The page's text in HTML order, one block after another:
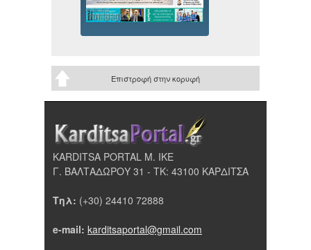
Επιστροφή στην κορυφή
KARDITSA PORTAL Μ. ΙΚΕ
Γ. ΒΑΛΤΑΔΩΡΟΥ 31 - ΤΚ: 43100 ΚΑΡΔΙΤΣΑ
Τηλ: (+30) 24410 72888
e-mail: karditsaportal@gmail.com